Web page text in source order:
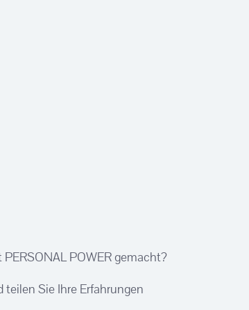
POWER gemacht?
teilen Sie Ihre Erfahrungen